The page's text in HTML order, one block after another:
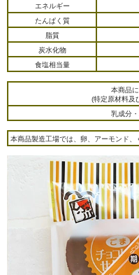
エネルギー
たんぱく質
脂質
炭水化物
食塩相当量
本商品
(特定原材料及
乳成分
本商品製造工場では、卵、アーモンド、